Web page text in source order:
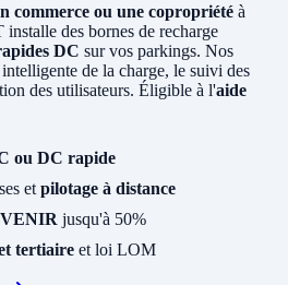
commerce ou une copropriété à
des bornes de recharge
DC sur vos parkings. Nos
de la charge, le suivi des
des utilisateurs. Éligible à l'aide
ou DC rapide
et pilotage à distance
jusqu'à 50%
tertiaire et loi LOM